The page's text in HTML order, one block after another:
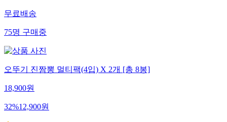
무료배송
75명 구매중
오뚜기 진짬뽕 멀티팩(4입) X 2개 [총 8봉]
18,900원
32%12,900원